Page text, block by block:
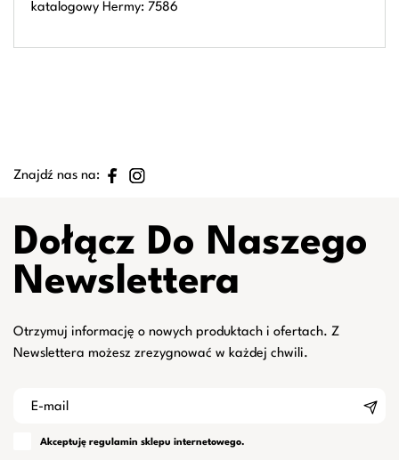
katalogowy Hermy: 7586
Znajdź nas na:
Dołącz Do Naszego
Newslettera
Otrzymuj informację o nowych produktach i ofertach. Z
Newslettera możesz zrezygnować w każdej chwili.
Akceptuję regulamin sklepu internetowego.